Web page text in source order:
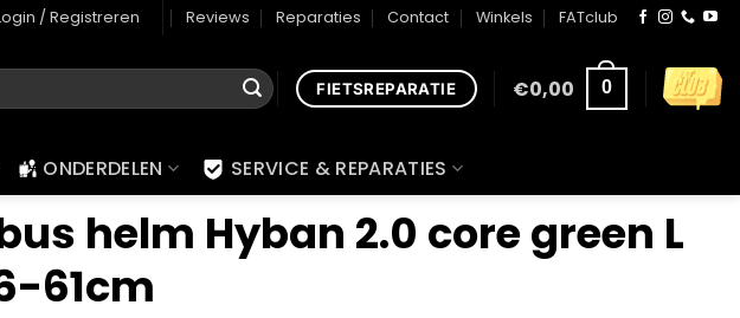
/ Registreren Reviews Reparaties Contact Winkels FATclub
FIETSREPARATIE €0,00 0
ONDERDELEN SERVICE & REPARATIES
helm Hyban 2.0 core green L
61cm